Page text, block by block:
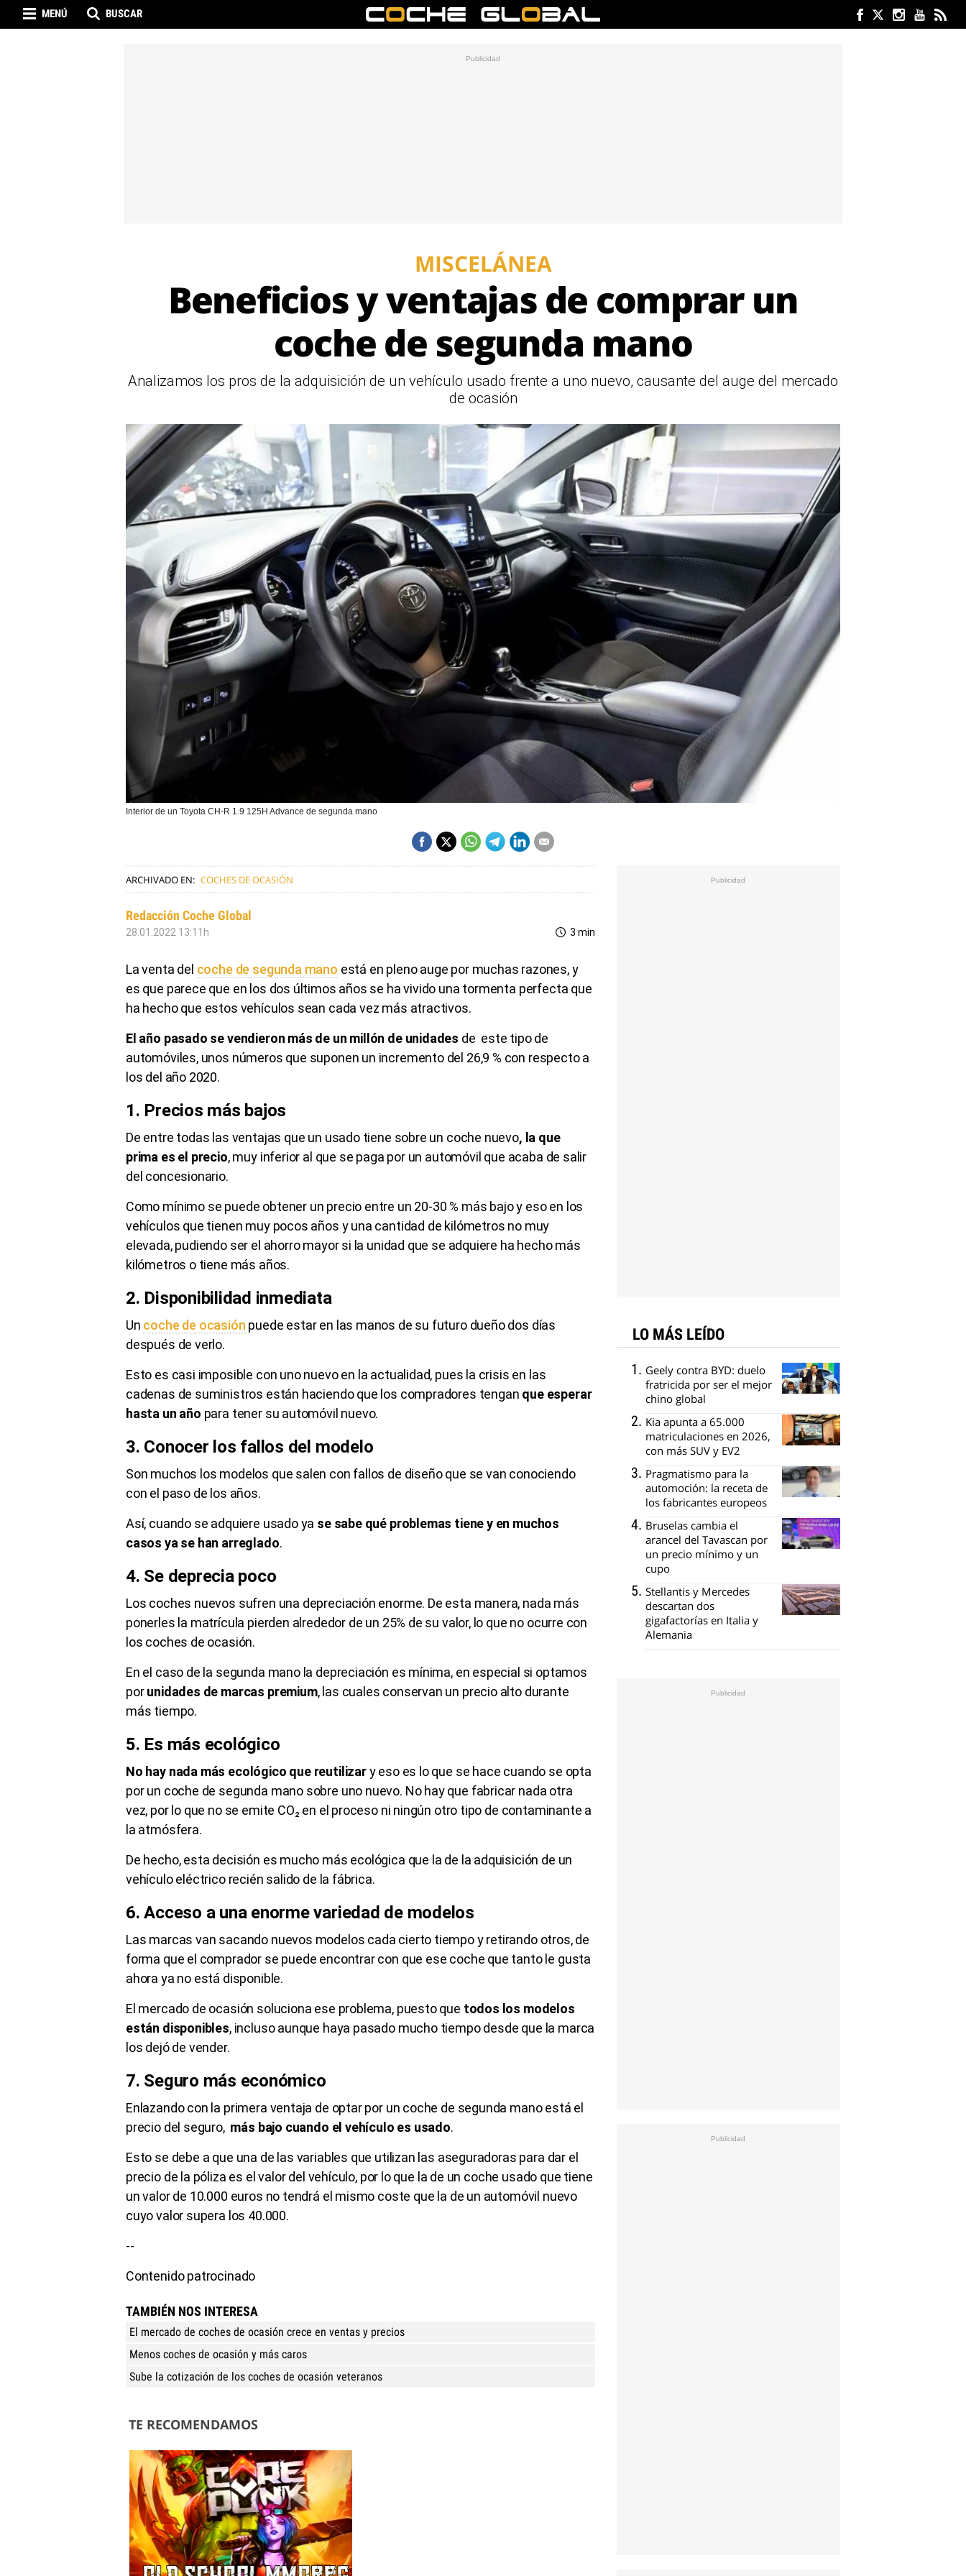
MENÚ BUSCAR
MISCELÁNEA
Beneficios y ventajas de comprar un
coche de segunda mano
Analizamos los pros de la adquisición de un vehículo usado frente a uno nuevo, causante del auge del mercado
de ocasión
Interior de un Toyota CH-R 1.9 125H Advance de segunda mano
ARCHIVADO EN: COCHES DE OCASIÓN
Redacción Coche Global
28.01.2022 13:11h 3 min
La venta del coche de segunda mano está en pleno auge por muchas razones, y
es que parece que en los dos últimos años se ha vivido una tormenta perfecta que
ha hecho que estos vehículos sean cada vez más atractivos.
El año pasado se vendieron más de un millón de unidades de este tipo de
automóviles, unos números que suponen un incremento del 26,9 % con respecto a
los del año 2020.
1. Precios más bajos
De entre todas las ventajas que un usado tiene sobre un coche nuevo, la que
prima es el precio, muy inferior al que se paga por un automóvil que acaba de salir
del concesionario.
Como mínimo se puede obtener un precio entre un 20-30 % más bajo y eso en los
vehículos que tienen muy pocos años y una cantidad de kilómetros no muy
elevada, pudiendo ser el ahorro mayor si la unidad que se adquiere ha hecho más
kilómetros o tiene más años.
2. Disponibilidad inmediata
Un coche de ocasión puede estar en las manos de su futuro dueño dos días
después de verlo.
Esto es casi imposible con uno nuevo en la actualidad, pues la crisis en las
cadenas de suministros están haciendo que los compradores tengan que esperar
hasta un año para tener su automóvil nuevo.
3. Conocer los fallos del modelo
Son muchos los modelos que salen con fallos de diseño que se van conociendo
con el paso de los años.
Así, cuando se adquiere usado ya se sabe qué problemas tiene y en muchos
casos ya se han arreglado.
4. Se deprecia poco
Los coches nuevos sufren una depreciación enorme. De esta manera, nada más
ponerles la matrícula pierden alrededor de un 25% de su valor, lo que no ocurre con
los coches de ocasión.
En el caso de la segunda mano la depreciación es mínima, en especial si optamos
porunidades de marcas premium, las cuales conservan un precio alto durante
más tiempo.
5. Es más ecológico
No hay nada más ecológico que reutilizary eso es lo que se hace cuando se opta
por un coche de segunda mano sobre uno nuevo. No hay que fabricar nada otra
vez, por lo que no se emite CO₂ en el proceso ni ningún otro tipo de contaminante a
la atmósfera.
De hecho, esta decisión es mucho más ecológica que la de la adquisición de un
vehículo eléctrico recién salido de la fábrica.
6. Acceso a una enorme variedad de modelos
Las marcas van sacando nuevos modelos cada cierto tiempo y retirando otros, de
forma que el comprador se puede encontrar con que ese coche que tanto le gusta
ahora ya no está disponible.
El mercado de ocasión soluciona ese problema, puesto que todos los modelos
están disponibles, incluso aunque haya pasado mucho tiempo desde que la marca
los dejó de vender.
7. Seguro más económico
Enlazando con la primera ventaja de optar por un coche de segunda mano está el
precio del seguro, más bajo cuando el vehículo es usado.
Esto se debe a que una de las variables que utilizan las aseguradoras para dar el
precio de la póliza es el valor del vehículo, por lo que la de un coche usado que tiene
un valor de 10.000 euros no tendrá el mismo coste que la de un automóvil nuevo
cuyo valor supera los 40.000.
--
Contenido patrocinado
TAMBIÉN NOS INTERESA
El mercado de coches de ocasión crece en ventas y precios
Menos coches de ocasión y más caros
Sube la cotización de los coches de ocasión veteranos
TE RECOMENDAMOS
LO MÁS LEÍDO
Geely contra BYD: duelo
fratricida por ser el mejor
chino global
Kia apunta a 65.000
matriculaciones en 2026,
con más SUV y EV2
Pragmatismo para la
automoción: la receta de
los fabricantes europeos
Bruselas cambia el
arancel del Tavascan por
un precio mínimo y un
cupo
Stellantis y Mercedes
descartan dos
gigafactorías en Italia y
Alemania